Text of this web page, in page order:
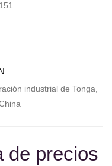
industrial de Tonga,
de precios